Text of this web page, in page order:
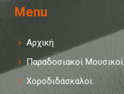
Menu
Αρχική
Παραδοσιακοί Μουσικοί
Χοροδιδάσκαλοι